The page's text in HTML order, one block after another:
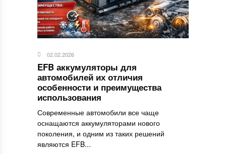
02.02.2026
EFB аккумуляторы для
автомобилей их отличия
особенности и преимущества
использования
Современные автомобили все чаще
оснащаются аккумуляторами нового
поколения, и одним из таких решений
являются EFB...